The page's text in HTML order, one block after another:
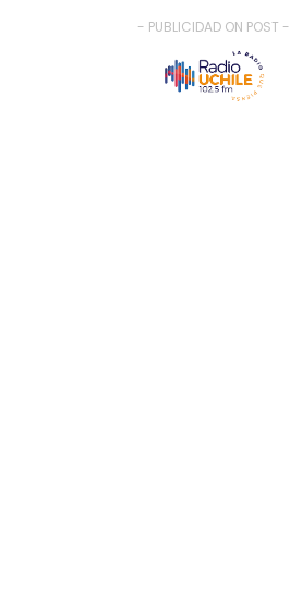
- PUBLICIDAD ON POST -